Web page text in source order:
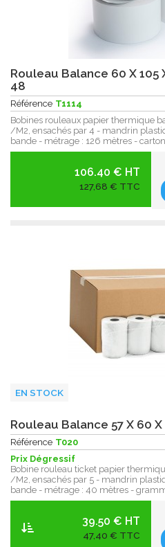
Rouleau Balance 60 X 105
48
Référence T1114
Bobines rouleaux papier thermique
/M2, ensachés par 4 - mandrin
bande - métrage : 126 mètres -
106.40 € HT
127,68 € TTC
EN STOCK
Rouleau Balance 57 X 60
Référence T020
Prix Dégressif
Bobine rouleau ticket papier
/M2, ensachés par 5 - mandrin
bande - métrage : 40 mètres -
39.50 € HT
47,40 € TTC